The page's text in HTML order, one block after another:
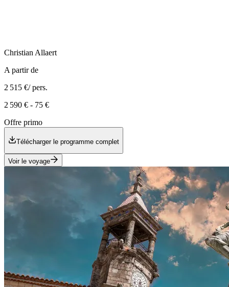
Christian Allaert
A partir de
2 515 €/ pers.
2 590 € - 75 €
Offre primo
Télécharger le programme complet
Voir le voyage